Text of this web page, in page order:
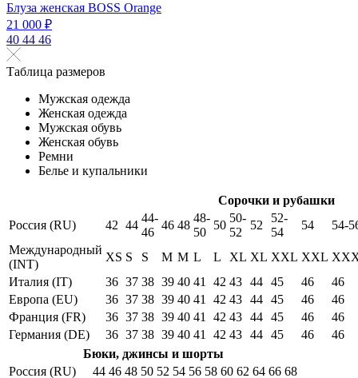
Блуза женская BOSS Orange
21 000 ₽
40 44 46
Таблица размеров
Мужская одежда
Женская одежда
Мужская обувь
Женская обувь
Ремни
Белье и купальники
Сорочки и рубашки
Россия (RU)
42 44
44-
46
46 48
48-
50
50
50-
52
52
52-
54
54
54-
Международный
(INT)
XS S S M M L L XL XL XXL XXL
Италия (IT)
36 37 38 39 40 41 42 43 44 45 46
46
Европа (EU)
36 37 38 39 40 41 42 43 44 45 46
46
Франция (FR)
36 37 38 39 40 41 42 43 44 45 46
46
Германия (DE)
36 37 38 39 40 41 42 43 44 45 46
46
Бюки, джинсы и шорты
Россия (RU)
44 46 48 50 52 54 56 58 60 62 64 66 68